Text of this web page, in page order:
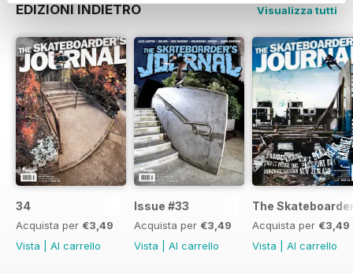
EDIZIONI INDIETRO Visualizza tutti
34
Acquista per €3,49
Vista
Al carrello
Issue #33
Acquista per €3,49
Vista
Al carrello
The
Acquista per €3,49
Vista
Al carrello